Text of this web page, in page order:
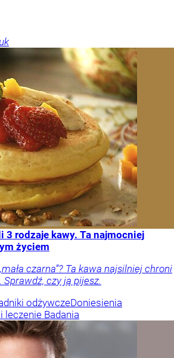
3 rodzaje kawy. Ta najmocniej
życiem
czarna”? Ta kawa najsilniej chroni
Sprawdź, czy ją pijesz.
odżywczeDoniesienia
leczenie Badania